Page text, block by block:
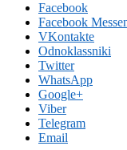
Facebook
Facebook
VKontakte
Odnoklassniki
Twitter
WhatsApp
Google+
Viber
Telegram
Email